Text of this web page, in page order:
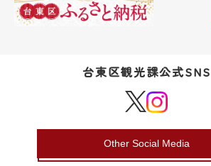
台東区観光課公式SNS
Other Social Media